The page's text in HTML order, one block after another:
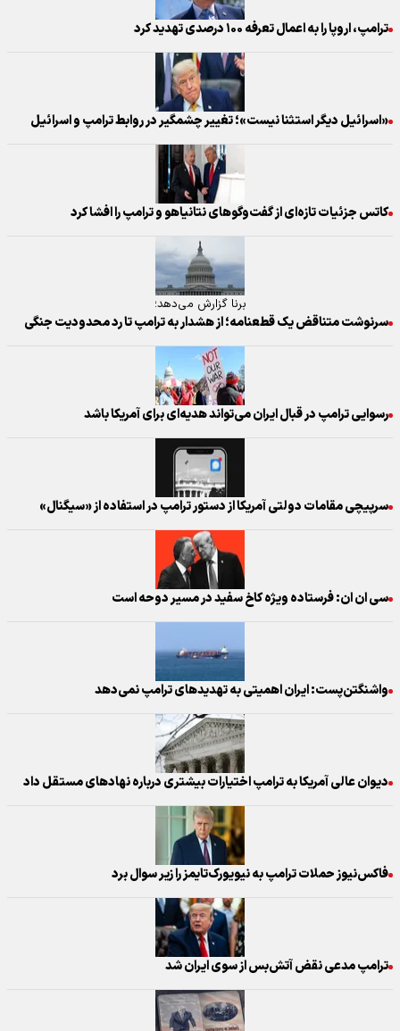
ترامپ، اروپا را به اعمال تعرفه ۱۰۰ درصدی تهدید کرد
«اسرائیل دیگر استثنا نیست»؛ تغییر چشمگیر در روابط ترامپ و اسرائیل
کاتس جزئیات تازه‌ای از گفت‌وگوهای نتانیاهو و ترامپ را افشا کرد
برنا گزارش می‌دهد؛
سرنوشت متناقض یک قطعنامه؛ از هشدار به ترامپ تا رد محدودیت جنگی
رسوایی ترامپ در قبال ایران می‌تواند هدیه‌ای برای آمریکا باشد
سرپیچی مقامات دولتی آمریکا از دستور ترامپ در استفاده از «سیگنال»
سی‌ ان‌ ان: فرستاده ویژه کاخ سفید در مسیر دوحه است
واشنگتن‌پست: ایران اهمیتی به تهدیدهای ترامپ نمی‌دهد
دیوان عالی آمریکا به ترامپ اختیارات بیشتری درباره نهادهای مستقل داد
فاکس‌نیوز حملات ترامپ به نیویورک‌تایمز را زیر سوال برد
ترامپ مدعی نقض آتش‌بس از سوی ایران شد